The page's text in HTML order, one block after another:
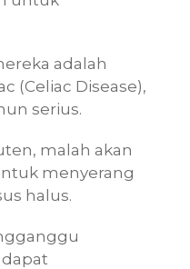
adalah
(Celiac Disease),
serius.
malah akan
menyerang
halus.